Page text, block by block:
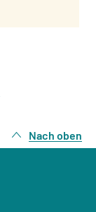
Nach oben